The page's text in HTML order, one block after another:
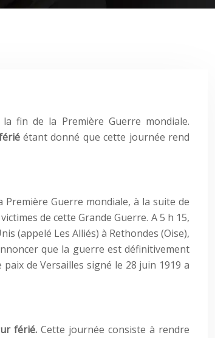
fin de la Première Guerre mondiale.
étant donné que cette journée rend
Guerre mondiale, à la suite de
de cette Grande Guerre. A 5 h 15,
(appelé Les Alliés) à Rethondes (Oise),
que la guerre est définitivement
de Versailles signé le 28 juin 1919 a
férié.Cette journée consiste à rendre